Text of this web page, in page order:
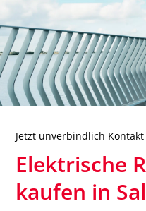
Jetzt unverbindlich
Elektrische
kaufen in